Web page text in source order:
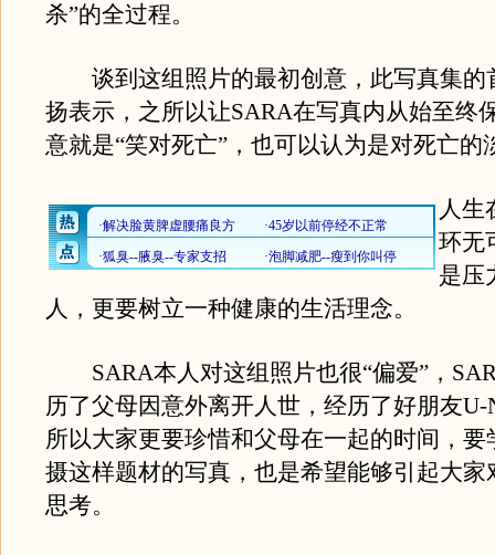
杀”的全过程。
谈到这组照片的最初创意，此写真集的
扬表示，之所以让SARA在写真内从始至终
意就是“笑对死亡”，也可以认为是对死亡的
人生
环无
是压
人，更要树立一种健康的生活理念。
SARA本人对这组照片也很“偏爱”，
历了父母因意外离开人世，经历了好朋友U-
所以大家更要珍惜和父母在一起的时间，要
摄这样题材的写真，也是希望能够引起大家
思考。